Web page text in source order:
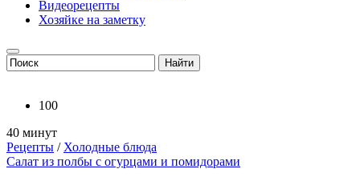
Видеорецепты
Хозяйке на заметку
100
40 минут
Рецепты / Холодные блюда
Салат из полбы с огурцами и помидорами